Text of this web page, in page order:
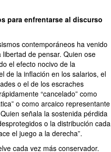
para enfrentarse al discurso
contemporáneos ha venido
de pensar. Quien ose
el efecto nocivo de la
de la inflación en los salarios, el
o el de los escraches
“cancelado” como
o como arcaico representante
señala la sostenida pérdida
o la distribución cada
el juego a la derecha”.
cada vez más conservador.